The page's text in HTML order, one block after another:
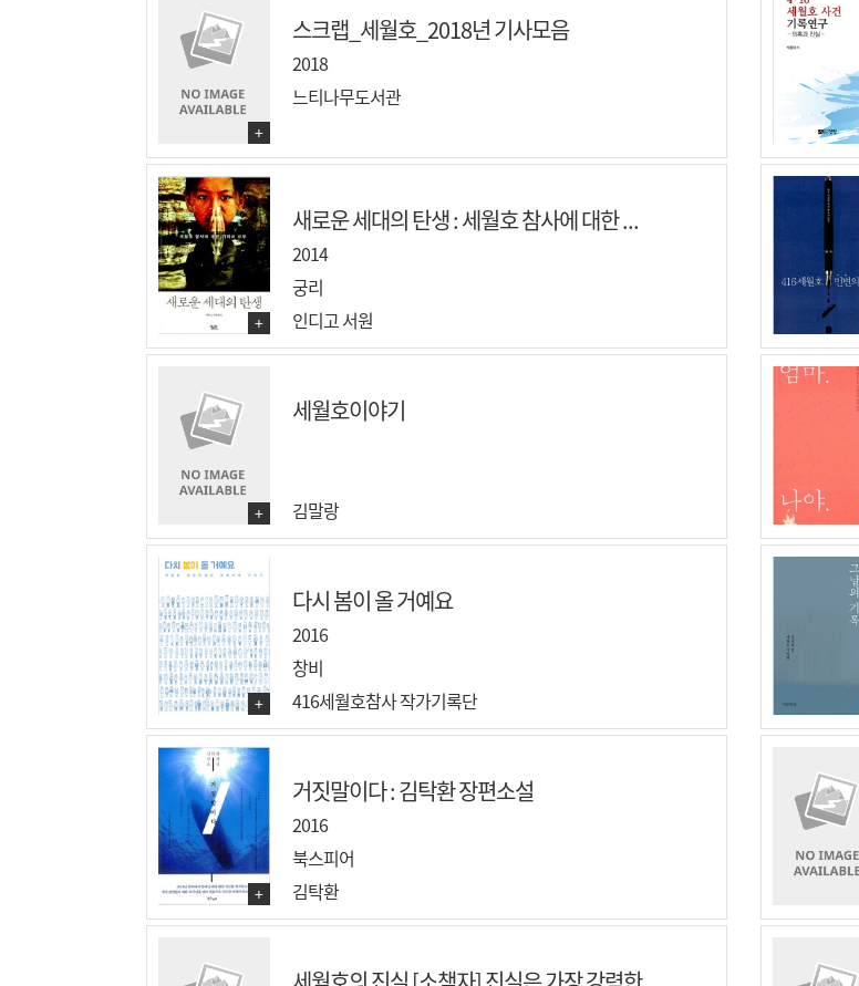
+
스크랩_세월호_2018년 기사모음
2018
느티나무도서관
+
새로운 세대의 탄생 : 세월호 참사에 대한 ...
2014
궁리
인디고 서원
+
세월호이야기
김말랑
+
다시 봄이 올 거예요
2016
창비
416세월호참사 작가기록단
+
거짓말이다 : 김탁환 장편소설
2016
북스피어
김탁환